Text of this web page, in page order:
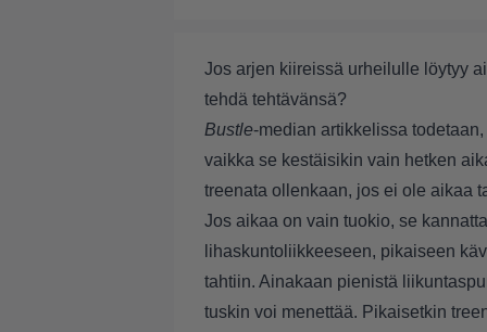
Jos arjen kiireissä urheilulle löytyy
tehdä tehtävänsä?
Bustle-median artikkelissa
vaikka se kestäisikin vain hetken
treenata ollenkaan, jos ei ole aikaa
Jos aikaa on vain tuokio, se
lihaskuntoliikkeeseen, pikaiseen
tahtiin. Ainakaan pienistä
tuskin voi menettää. Pikaisetkin